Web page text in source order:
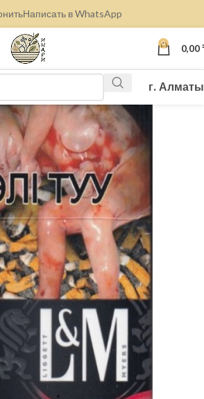
Написать в WhatsApp
0 0,00
г. Алматы